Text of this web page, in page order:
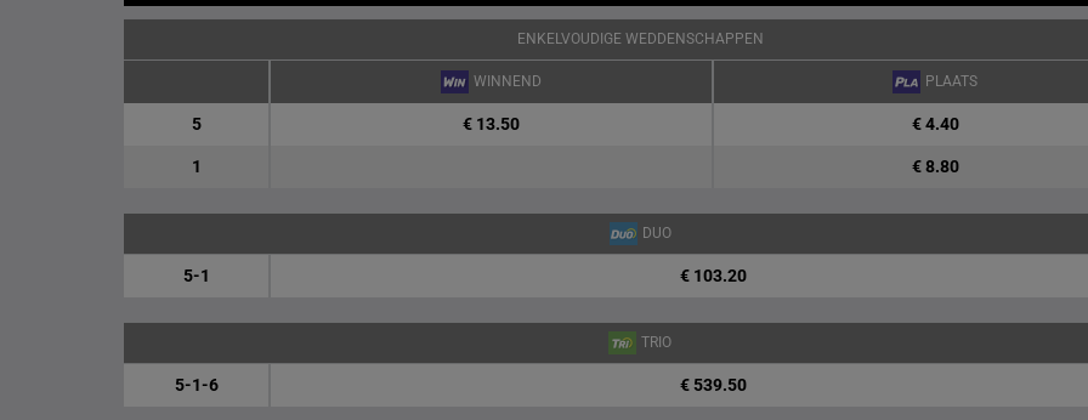
ENKELVOUDIGE WEDDENSCHAPPEN
WINNEND PLAATS
5 € 13.50 € 4.40
1 € 8.80
DUO
5-1 € 103.20
TRIO
5-1-6 € 539.50